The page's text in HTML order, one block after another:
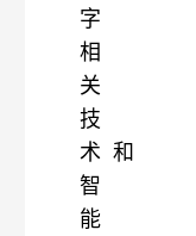
字
相
关
技
术 和
智
能